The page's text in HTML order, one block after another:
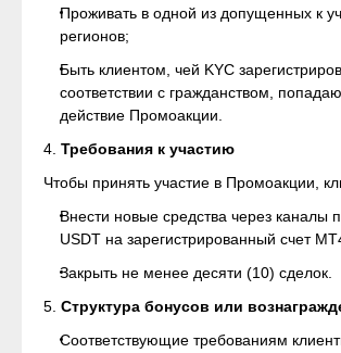
Проживать в одной из допущенных к
регионов;
Быть клиентом, чей KYC
соответствии с гражданством,
действие Промоакции.
4. Требования к участию
Чтобы принять участие в Промоакции,
Внести новые средства через каналы
USDT на зарегистрированный счет
Закрыть не менее десяти (10) сделок.
5. Структура бонусов или
Соответствующие требованиям